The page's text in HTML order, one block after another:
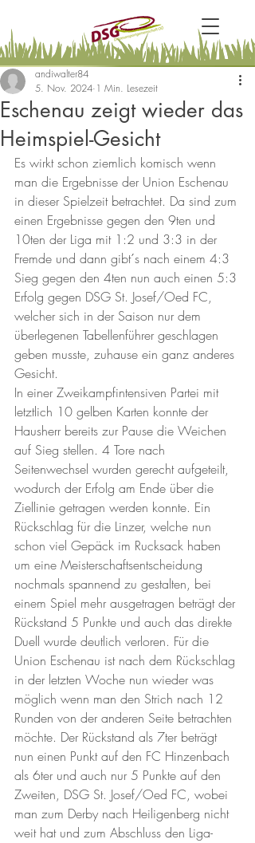
Eschenau zeigt wieder das
Heimspiel-Gesicht
andiwalter84
5. Nov. 2024 1 Min. Lesezeit
Es wirkt schon ziemlich komisch wenn
man die Ergebnisse der Union Eschenau
in dieser Spielzeit betrachtet. Da sind zum
einen Ergebnisse gegen den 9ten und
10ten der Liga mit 1:2 und 3:3 in der
Fremde und dann gibt´s nach einem 4:3
Sieg gegen den 4ten nun auch einen 5:3
Erfolg gegen DSG St. Josef/Oed FC,
welcher sich in der Saison nur dem
überlegenen Tabellenführer geschlagen
geben musste, zuhause ein ganz anderes
Gesicht.
In einer Zweikampfintensiven Partei mit
letztlich 10 gelben Karten konnte der
Hausherr bereits zur Pause die Weichen
auf Sieg stellen. 4 Tore nach
Seitenwechsel wurden gerecht aufgeteilt,
wodurch der Erfolg am Ende über die
Ziellinie getragen werden konnte. Ein
Rückschlag für die Linzer, welche nun
schon viel Gepäck im Rucksack haben
um eine Meisterschaftsentscheidung
nochmals spannend zu gestalten, bei
einem Spiel mehr ausgetragen beträgt der
Rückstand 5 Punkte und auch das direkte
Duell wurde deutlich verloren. Für die
Union Eschenau ist nach dem Rückschlag
in der letzten Woche nun wieder was
möglich wenn man den Strich nach 12
Runden von der anderen Seite betrachten
möchte. Der Rückstand als 7ter beträgt
nun einen Punkt auf den FC Hinzenbach
als 6ter und auch nur 5 Punkte auf den
Zweiten, DSG St. Josef/Oed FC, wobei
man zum Derby nach Heiligenberg nicht
weit hat und zum Abschluss den Liga-